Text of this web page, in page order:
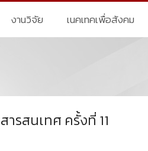
งานวิจัย เนคเทคเพื่อสังคม
ารสนเทศ ครั้งที่ 11